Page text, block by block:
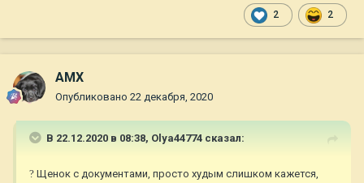
2 2
AMX
Опубликовано 22 декабря, 2020
В 22.12.2020 в 08:38, Olya44774 сказал:
? Щенок с документами, просто худым слишком кажется,